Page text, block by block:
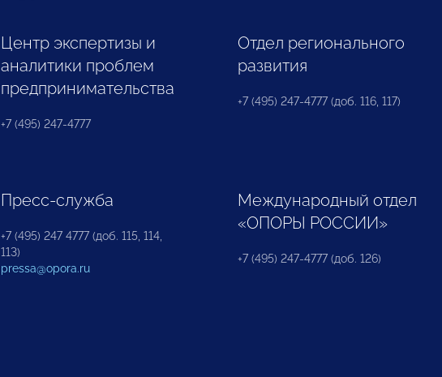
Центр экспертизы и
аналитики проблем
предпринимательства
+7 (495) 247-4777
Отдел регионального
развития
+7 (495) 247-4777 (доб. 116, 117)
Пресс-служба
+7 (495) 247 4777 (доб. 115, 114,
113)
pressa@opora.ru
Международный отдел
«ОПОРЫ РОССИИ»
+7 (495) 247-4777 (доб. 126)